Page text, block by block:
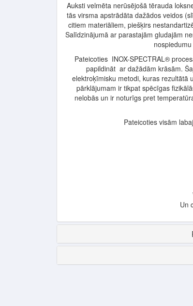
Auksti velmēta nerūsējošā tērauda
tās virsma apstrādāta dažādos veidos
citiem materiāliem, piešķirs
Salīdzinājumā ar parastajām gludajām
Pateicoties INOX-SPECTRAL®
papildināt ar dažādām krāsām.
elektroķīmisku metodi, kuras rezultātā
pārklājumam ir tikpat spēcīgas
nelobās un ir noturīgs pret
Pateicoties visām
Un